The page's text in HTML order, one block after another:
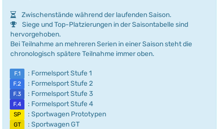
Zwischenstände während der laufenden Saison.
Siege und Top-Platzierungen in der Saisontabelle sind
hervorgehoben.
Bei Teilnahme an mehreren Serien in einer Saison steht die
chronologisch spätere Teilnahme immer oben.
F.1 : Formelsport Stufe 1
F.2 : Formelsport Stufe 2
F.3 : Formelsport Stufe 3
F.4 : Formelsport Stufe 4
SP : Sportwagen Prototypen
GT : Sportwagen GT